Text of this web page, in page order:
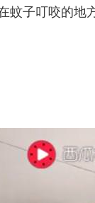
蚊子叮咬的地